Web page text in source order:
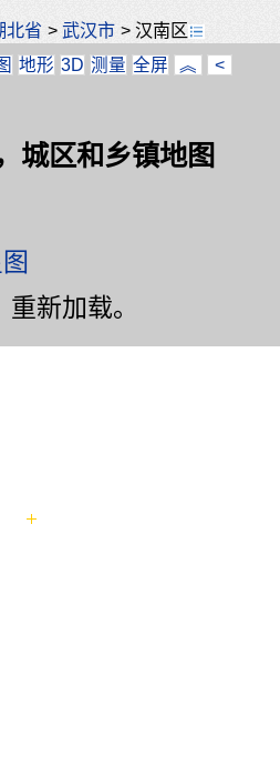
北省 >武汉市 >汉南区
地形 3D 测量 全屏 ︽ <
城区和乡镇地图
重新加载。